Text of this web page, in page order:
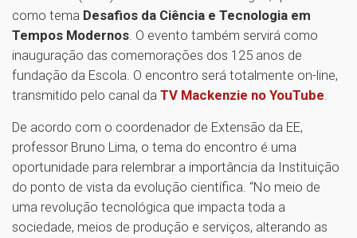
como tema Desafios da Ciência e Tecnologia em
Tempos Modernos. O evento também servirá como
inauguração das comemorações dos 125 anos de
fundação da Escola. O encontro será totalmente on-line,
transmitido pelo canal da TV Mackenzie no YouTube.
De acordo com o coordenador de Extensão da EE,
professor Bruno Lima, o tema do encontro é uma
oportunidade para relembrar a importância da Instituição
do ponto de vista da evolução científica. “No meio de
uma revolução tecnológica que impacta toda a
sociedade, meios de produção e serviços, alterando as